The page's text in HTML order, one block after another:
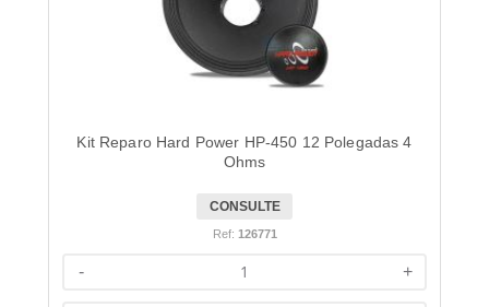
Kit Reparo Hard Power HP-450 12 Polegadas 4
Ohms
CONSULTE
Ref: 126771
+
-